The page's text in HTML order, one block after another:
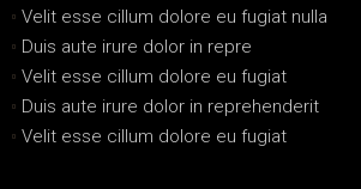
Velit esse cillum dolore eu fugiat nulla
Duis aute irure dolor in repre
Velit esse cillum dolore eu fugiat
Duis aute irure dolor in reprehenderit
Velit esse cillum dolore eu fugiat